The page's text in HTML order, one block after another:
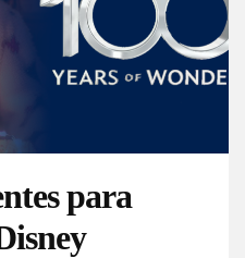
para